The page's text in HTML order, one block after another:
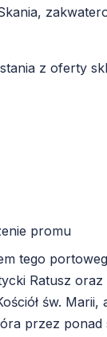
z oferty
promu
tego
Ratusz
św. Marii,
przez ponad